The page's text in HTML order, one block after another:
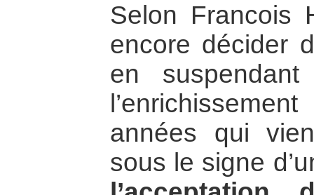
Selon Francois
encore décider
en
années qui
sous le signe